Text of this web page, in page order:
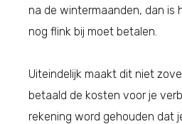
na de wintermaanden, dan is
nog flink bij moet betalen.
Uiteindelijk maakt dit niet
betaald de kosten voor je
rekening word gehouden dat